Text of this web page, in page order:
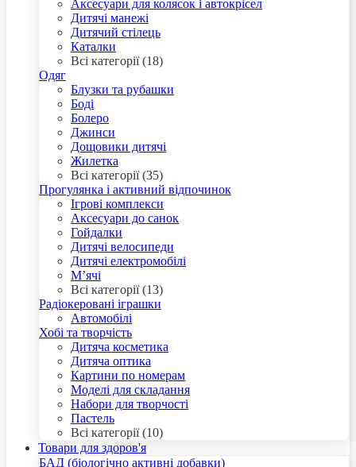
Аксесуари для колясок і автокрісел
Дитячі манежі
Дитячий стілець
Каталки
Всі категорії (18)
Одяг
Блузки та рубашки
Боді
Болеро
Джинси
Дощовики дитячі
Жилетка
Всі категорії (35)
Прогулянка і активний відпочинок
Ігрові комплекси
Аксесуари до санок
Гойдалки
Дитячі велосипеди
Дитячі електромобілі
М’ячі
Всі категорії (13)
Радіокеровані іграшки
Автомобілі
Хобі та творчість
Дитяча косметика
Дитяча оптика
Картини по номерам
Моделі для складання
Набори для творчості
Пастель
Всі категорії (10)
Товари для здоров'я
БАД (біологічно активні добавки)